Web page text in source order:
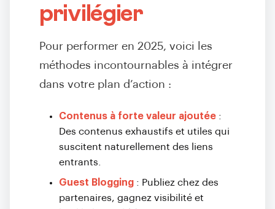
privilégier
Pour performer en 2025, voici les
méthodes incontournables à intégrer
dans votre plan d’action :
Contenus à forte valeur ajoutée :
Des contenus exhaustifs et utiles qui
suscitent naturellement des liens
entrants.
Guest Blogging : Publiez chez des
partenaires, gagnez visibilité et